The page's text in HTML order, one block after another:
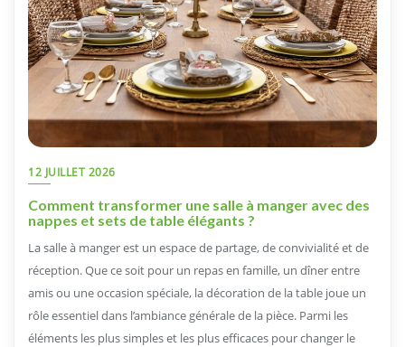
12 JUILLET 2026
Comment transformer une salle à manger avec des
nappes et sets de table élégants ?
La salle à manger est un espace de partage, de convivialité et de
réception. Que ce soit pour un repas en famille, un dîner entre
amis ou une occasion spéciale, la décoration de la table joue un
rôle essentiel dans l’ambiance générale de la pièce. Parmi les
éléments les plus simples et les plus efficaces pour changer le